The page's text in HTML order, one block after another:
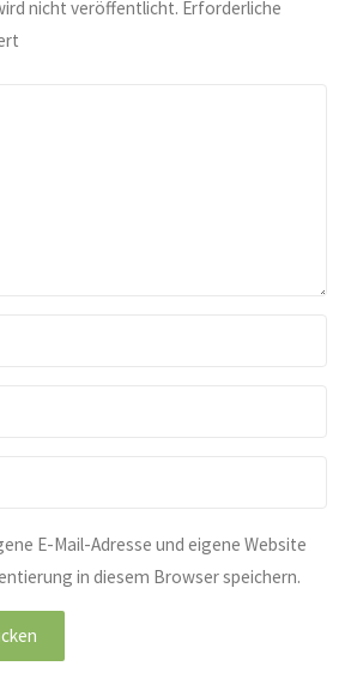
nicht veröffentlicht. Erforderliche
E-Mail-Adresse und eigene Website
in diesem Browser speichern.